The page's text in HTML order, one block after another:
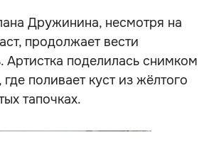
Дружинина, несмотря на
продолжает вести
Артистка поделилась снимком
поливает куст из жёлтого
тапочках.